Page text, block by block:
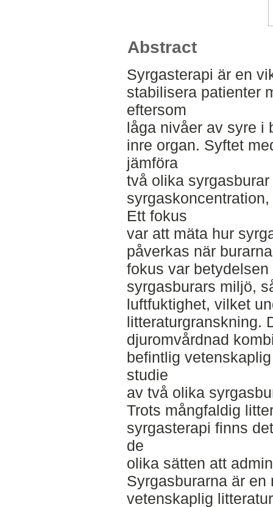
Abstract
Syrgasterapi är en
stabilisera patienter
eftersom
låga nivåer av syre i
inre organ. Syftet
jämföra
två olika
Ett fokus
var att mäta hur
påverkas när
fokus var
syrgasburars miljö,
luftfuktighet, vilket
litteraturgranskning.
djuromvårdnad
befintlig
studie
av två olika
Trots mångfaldig
syrgasterapi finns
de
olika sätten att
Syrgasburarna är
vetenskaplig